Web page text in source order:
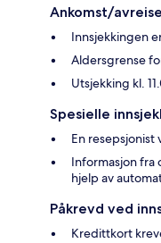
Ankomst/avreise
Innsjekkingen
Aldersgrense
Utsjekking kl.
Spesielle
En resepsjonist
Informasjon fra
hjelp av
Påkrevd ved
Kredittkort